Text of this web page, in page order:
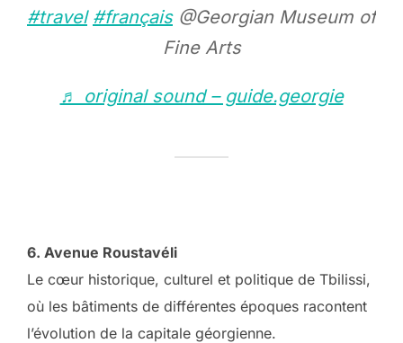
#travel #français@Georgian Museum of
Fine Arts
♬ original sound – guide.georgie
6. Avenue Roustavéli
Le cœur historique, culturel et politique de Tbilissi,
où les bâtiments de différentes époques racontent
l’évolution de la capitale géorgienne.